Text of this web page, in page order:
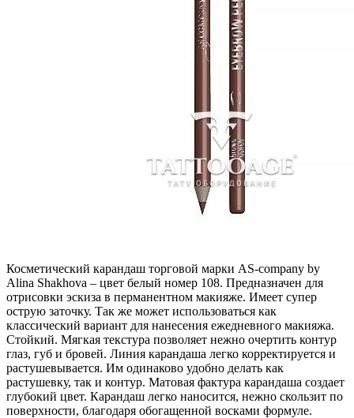
Косметический карандаш торговой марки AS-company by
Alina Shakhova – цвет белый номер 108. Предназначен для
отрисовки эскиза в перманентном макияже. Имеет супер
острую заточку. Так же может использоваться как
классический вариант для нанесения ежедневного макияжа.
Стойкий. Мягкая текстура позволяет нежно очертить контур
глаз, губ и бровей. Линия карандаша легко корректируется и
растушевывается. Им одинаково удобно делать как
растушевку, так и контур. Матовая фактура карандаша создает
глубокий цвет. Карандаш легко наносится, нежно скользит по
поверхности, благодаря обогащенной восками формуле.